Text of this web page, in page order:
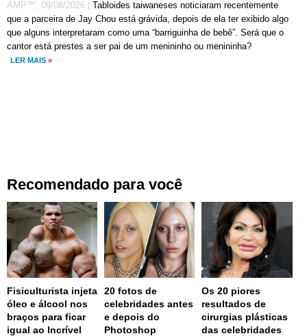
AMP™, 09/08/2026
Tabloides taiwaneses noticiaram recentemente
que a parceira de Jay Chou está grávida, depois de ela ter exibido algo
que alguns interpretaram como uma “barriguinha de bebê”. Será que o
cantor está prestes a ser pai de um menininho ou menininha?
LER MAIS »
Recomendado para você
Fisiculturista injeta
óleo e álcool nos
braços para ficar
igual ao Incrível
20 fotos de
celebridades antes
e depois do
Photoshop
Os 20 piores
resultados de
cirurgias plásticas
das celebridades